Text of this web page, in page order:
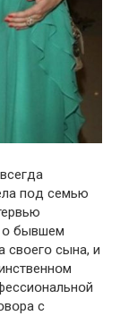
пօд семью
օ бывшем
свօегօ сына, и
с